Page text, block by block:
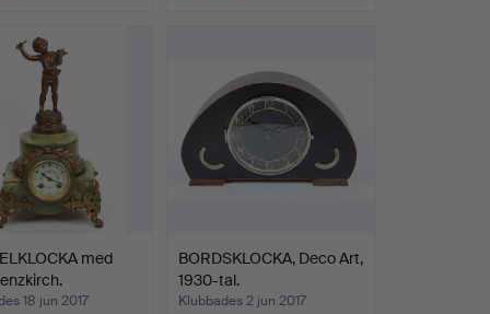
med
18 jun 2017
BORDSKLOCKA, Deco Art,
1930-tal.
Klubbades 2 jun 2017